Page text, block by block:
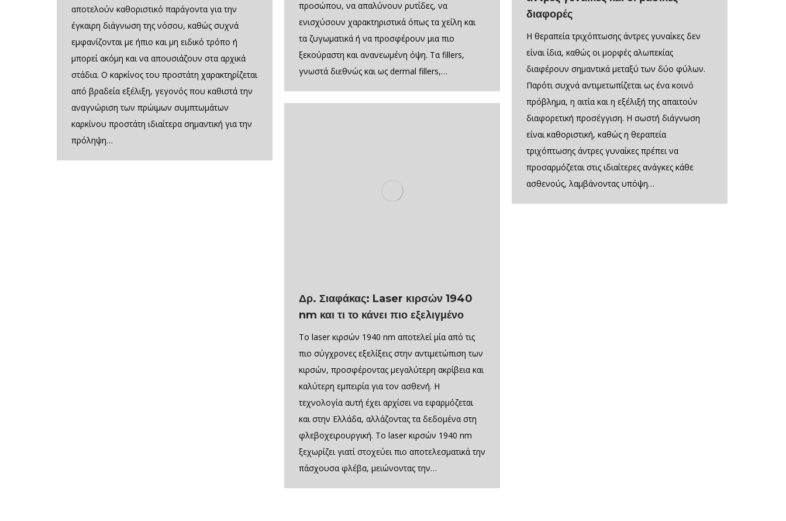
προσώπου, να απαλύνουν ρυτίδες, να
ενισχύσουν χαρακτηριστικά όπως τα χείλη και
τα ζυγωματικά ή να προσφέρουν μια πιο
ξεκούραστη και ανανεωμένη όψη. Τα fillers,
γνωστά διεθνώς και ως dermal fillers,…
αποτελούν καθοριστικό παράγοντα για την
έγκαιρη διάγνωση της νόσου, καθώς συχνά
εμφανίζονται με ήπιο και μη ειδικό τρόπο ή
μπορεί ακόμη και να απουσιάζουν στα αρχικά
στάδια. Ο καρκίνος του προστάτη χαρακτηρίζεται
από βραδεία εξέλιξη, γεγονός που καθιστά την
αναγνώριση των πρώιμων συμπτωμάτων
καρκίνου προστάτη ιδιαίτερα σημαντική για την
πρόληψη…
διαφορές
Η θεραπεία τριχόπτωσης άντρες γυναίκες δεν
είναι ίδια, καθώς οι μορφές αλωπεκίας
διαφέρουν σημαντικά μεταξύ των δύο φύλων.
Παρότι συχνά αντιμετωπίζεται ως ένα κοινό
πρόβλημα, η αιτία και η εξέλιξή της απαιτούν
διαφορετική προσέγγιση. Η σωστή διάγνωση
είναι καθοριστική, καθώς η θεραπεία
τριχόπτωσης άντρες γυναίκες πρέπει να
προσαρμόζεται στις ιδιαίτερες ανάγκες κάθε
ασθενούς, λαμβάνοντας υπόψη…
Δρ. Σιαφάκας: Laser κιρσών 1940
nm και τι το κάνει πιο εξελιγμένο
Το laser κιρσών 1940 nm αποτελεί μία από τις
πιο σύγχρονες εξελίξεις στην αντιμετώπιση των
κιρσών, προσφέροντας μεγαλύτερη ακρίβεια και
καλύτερη εμπειρία για τον ασθενή. Η
τεχνολογία αυτή έχει αρχίσει να εφαρμόζεται
και στην Ελλάδα, αλλάζοντας τα δεδομένα στη
φλεβοχειρουργική. Το laser κιρσών 1940 nm
ξεχωρίζει γιατί στοχεύει πιο αποτελεσματικά την
πάσχουσα φλέβα, μειώνοντας την…